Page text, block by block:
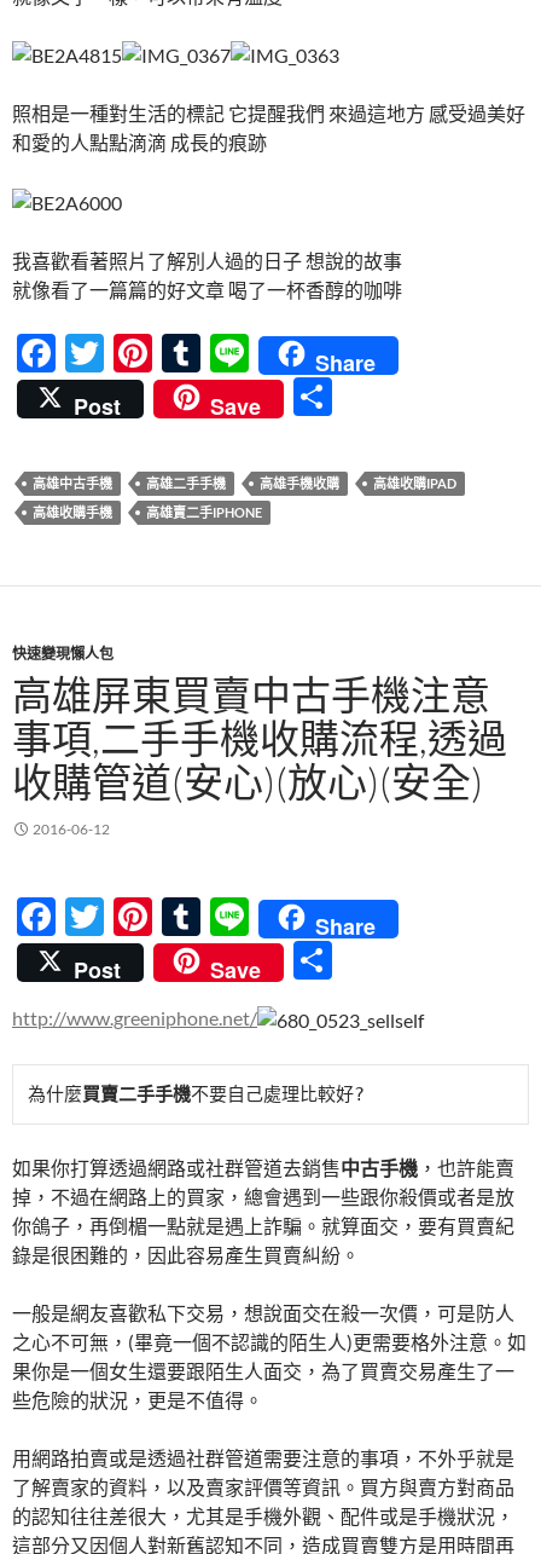
照相是一種對生活的標記 它提醒我們 來過這地方 感受過美好
和愛的人點點滴滴 成長的痕跡
我喜歡看著照片了解別人過的日子 想說的故事
就像看了一篇篇的好文章 喝了一杯香醇的咖啡
F
ac
e
b
o
k
T
w
itt
er
Pi
nt
er
es
t
T
u
m
bl
r
Li
n
e
Share
Post
Save
高雄中古手機 高雄二手手機 高雄手機收購
高雄收購IPAD
高雄收購手機
高雄賣二手IPHONE
快速變現懶人包
高雄屏東買賣中古手機注意
事項,二手手機收購流程,透過
收購管道(安心)(放心)(安全)
2016-06-12
F
ac
e
b
o
o
k
T
w
itt
er
Pi
nt
er
es
t
T
u
m
bl
r
Li
n
e
Share
Post
Save
http://www.greeniphone.net/
為什麼買賣二手手機不要自己處理比較好?
如果你打算透過網路或社群管道去銷售中古手機 ，也許能賣
掉，不過在網路上的買家，總會遇到一些跟你殺價或者是放
你鴿子，再倒楣一點就是遇上詐騙。就算面交，要有買賣紀
錄是很困難的，因此容易產生買賣糾紛。
一般是網友喜歡私下交易，想說面交在殺一次價，可是防人
之心不可無，(畢竟一個不認識的陌生人)更需要格外注意。如
果你是一個女生還要跟陌生人面交，為了買賣交易產生了一
些危險的狀況，更是不值得。
用網路拍賣或是透過社群管道需要注意的事項，不外乎就是
了解賣家的資料，以及賣家評價等資訊。買方與賣方對商品
的認知往往差很大，尤其是手機外觀、配件或是手機狀況，
這部分又因個人對新舊認知不同，造成買賣雙方是用時間再